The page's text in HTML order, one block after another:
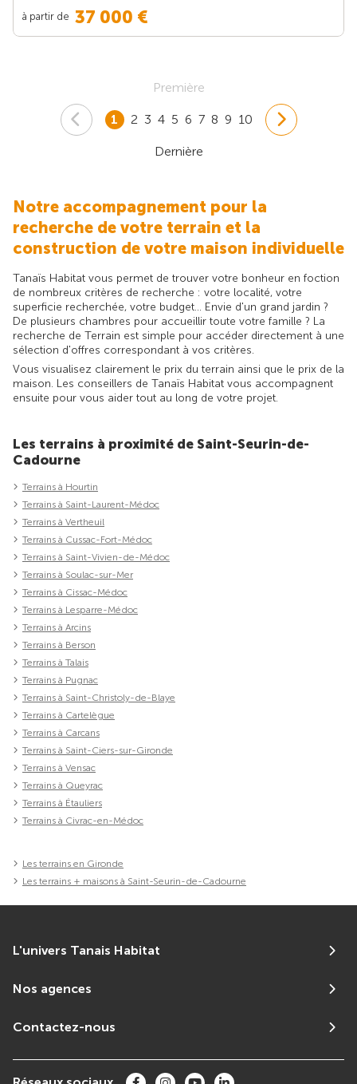
à partir de 37 000 €
Première
1 2 3 4 5 6 7 8 9 10
Dernière
Notre accompagnement pour la
recherche de votre terrain et la
construction de votre maison individuelle
Tanaïs Habitat vous permet de trouver votre bonheur en foction
de nombreux critères de recherche : votre localité, votre
superficie recherchée, votre budget... Envie d'un grand jardin ?
De plusieurs chambres pour accueillir toute votre famille ? La
recherche de Terrain est simple pour accéder directement à une
sélection d'offres correspondant à vos critères.
Vous visualisez clairement le prix du terrain ainsi que le prix de la
maison. Les conseillers de Tanaïs Habitat vous accompagnent
ensuite pour vous aider tout au long de votre projet.
Les terrains à proximité de Saint-Seurin-de-
Cadourne
Terrains à Hourtin
Terrains à Saint-Laurent-Médoc
Terrains à Vertheuil
Terrains à Cussac-Fort-Médoc
Terrains à Saint-Vivien-de-Médoc
Terrains à Soulac-sur-Mer
Terrains à Cissac-Médoc
Terrains à Lesparre-Médoc
Terrains à Arcins
Terrains à Berson
Terrains à Talais
Terrains à Pugnac
Terrains à Saint-Christoly-de-Blaye
Terrains à Cartelègue
Terrains à Carcans
Terrains à Saint-Ciers-sur-Gironde
Terrains à Vensac
Terrains à Queyrac
Terrains à Étauliers
Terrains à Civrac-en-Médoc
Les terrains en Gironde
Les terrains + maisons à Saint-Seurin-de-Cadourne
L'univers Tanais Habitat
Nos agences
Contactez-nous